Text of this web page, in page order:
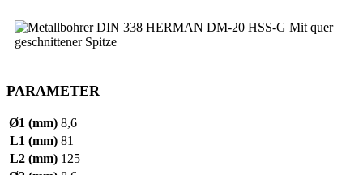
PARAMETER
Ø1 (mm) 8,6
L1 (mm) 81
L2 (mm) 125